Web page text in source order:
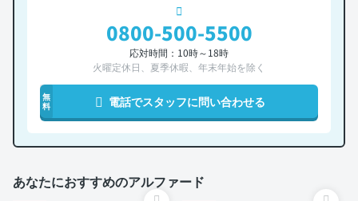
0800-500-5500
応対時間：10時～18時
火曜定休日、夏季休暇、年末年始を除く
無
料
電話でスタッフに問い合わせる
あなたにおすすめのアルファード